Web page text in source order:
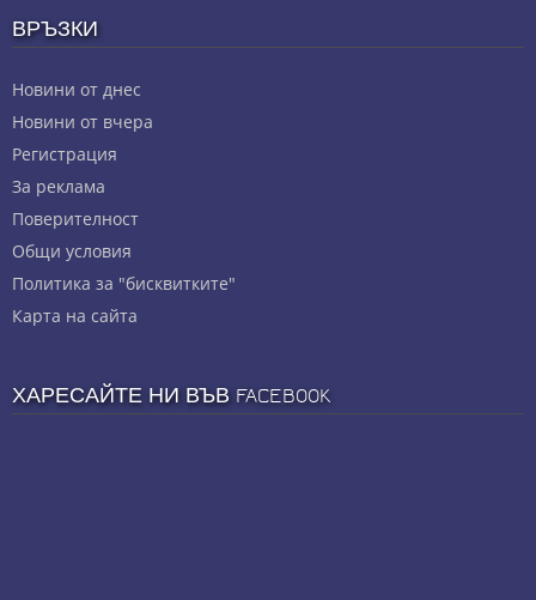
ВРЪЗКИ
Новини от днес
Новини от вчера
Регистрация
За реклама
Πoвepитeлнocт
Общи условия
Политика за "бисквитките"
Карта на сайта
ХАРЕСАЙТЕ НИ ВЪВ FACEBOOK